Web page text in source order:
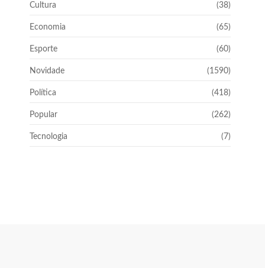
Cultura (38)
Economia (65)
Esporte (60)
Novidade (1590)
Política (418)
Popular (262)
Tecnologia (7)